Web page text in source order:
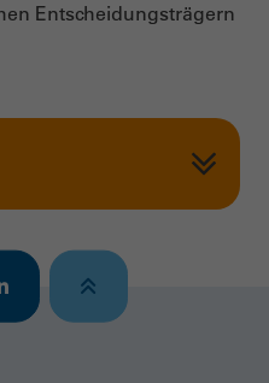
Entscheidungsträgern